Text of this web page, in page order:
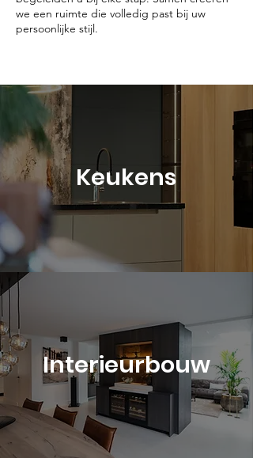
we een ruimte die volledig past bij uw
persoonlijke stijl.
Keukens
Interieurbouw